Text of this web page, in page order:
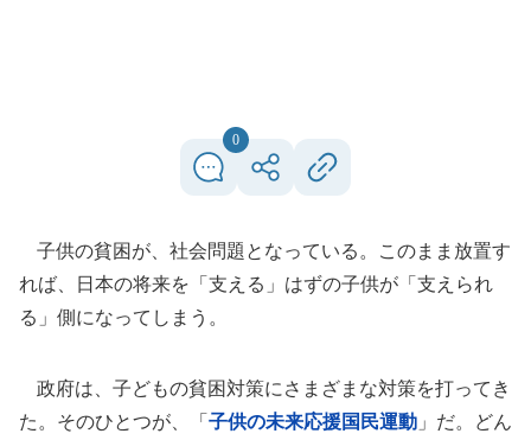
0
子供の貧困が、社会問題となっている。このまま放置す
れば、日本の将来を「支える」はずの子供が「支えられ
る」側になってしまう。
政府は、子どもの貧困対策にさまざまな対策を打ってき
た。そのひとつが、「子供の未来応援国民運動 」だ。どん